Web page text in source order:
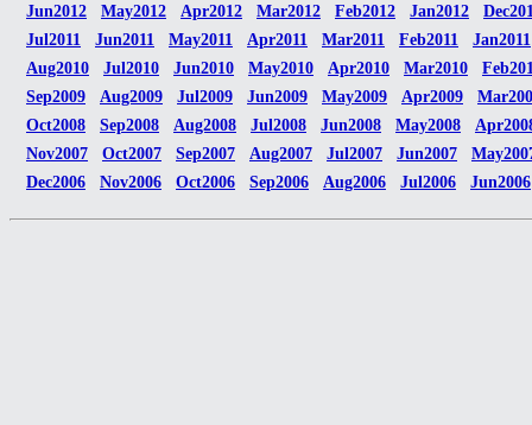
Jun2012
May2012 Apr2012 Mar2012 Feb2012 Jan2012
Jul2011
Jun2011 May2011 Apr2011 Mar2011 Feb2011
Jan2011
Aug2010
Jul2010 Jun2010 May2010 Apr2010 Mar2010
Sep2009
Aug2009 Jul2009 Jun2009 May2009 Apr2009
Oct2008
Sep2008 Aug2008 Jul2008 Jun2008 May2008
Nov2007
Oct2007 Sep2007 Aug2007 Jul2007 Jun2007
Dec2006
Nov2006 Oct2006 Sep2006 Aug2006 Jul2006 Jun2006